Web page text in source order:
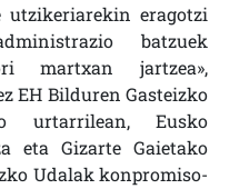
utzikeriarekin eragotzi
batzuek
martxan jartzea»,
EH Bilduren Gasteizko
urtarrilean, Eusko
eta Gizarte Gaietako
Udalak konpromiso-